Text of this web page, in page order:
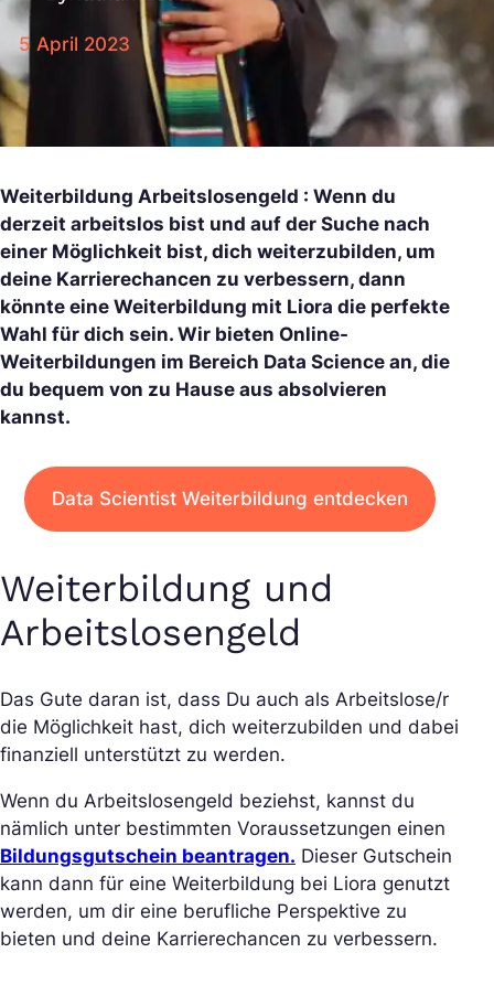
5 April 2023
Weiterbildung Arbeitslosengeld : Wenn du
derzeit arbeitslos bist und auf der Suche nach
einer Möglichkeit bist, dich weiterzubilden, um
deine Karrierechancen zu verbessern, dann
könnte eine Weiterbildung mit Liora die perfekte
Wahl für dich sein. Wir bieten Online-
Weiterbildungen im Bereich Data Science an, die
du bequem von zu Hause aus absolvieren
kannst.
Data Scientist Weiterbildung entdecken
Weiterbildung und
Arbeitslosengeld
Das Gute daran ist, dass Du auch als Arbeitslose/r
die Möglichkeit hast, dich weiterzubilden und dabei
finanziell unterstützt zu werden.
Wenn du Arbeitslosengeld beziehst, kannst du
nämlich unter bestimmten Voraussetzungen einen
Bildungsgutschein beantragen. Dieser Gutschein
kann dann für eine Weiterbildung bei Liora genutzt
werden, um dir eine berufliche Perspektive zu
bieten und deine Karrierechancen zu verbessern.